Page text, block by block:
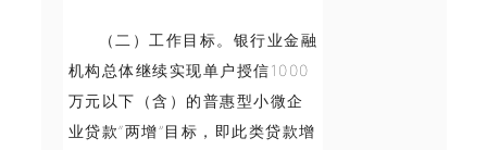
（二）工作目标。银行业金融
机构总体继续实现单户授信1000
万元以下（含）的普惠型小微企
业贷款“两增”目标，即此类贷款增